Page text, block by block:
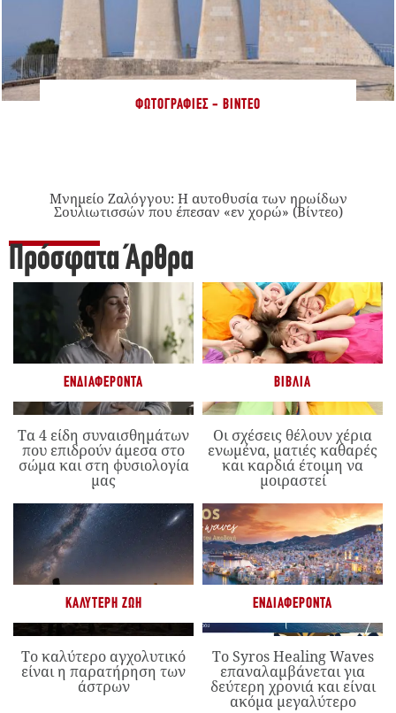
ΦΩΤΟΓΡΑΦΊΕΣ - ΒΊΝΤΕΟ
Μνημείο Ζαλόγγου: Η αυτοθυσία των ηρωίδων
Σουλιωτισσών που έπεσαν «εν χορώ» (Βίντεο)
Πρόσφατα Άρθρα
ΕΝΔΙΑΦΈΡΟΝΤΑ
Τα 4 είδη συναισθημάτων
που επιδρούν άμεσα στο
σώμα και στη φυσιολογία
μας
ΒΙΒΛΊΑ
Οι σχέσεις θέλουν χέρια
ενωμένα, ματιές καθαρές
και καρδιά έτοιμη να
μοιραστεί
ΚΑΛΎΤΕΡΗ ΖΩΉ
Το καλύτερο αγχολυτικό
είναι η παρατήρηση των
άστρων
ΕΝΔΙΑΦΈΡΟΝΤΑ
Το Syros Healing Waves
επαναλαμβάνεται για
δεύτερη χρονιά και είναι
ακόμα μεγαλύτερο